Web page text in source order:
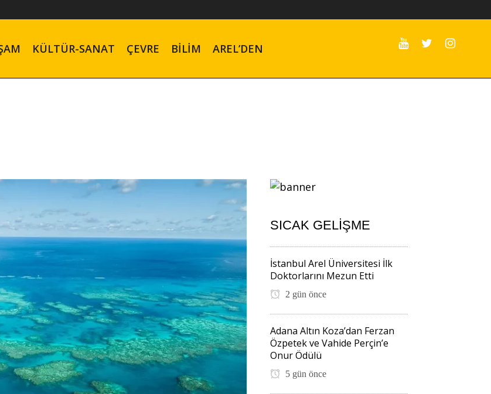
KÜLTÜR-SANAT ÇEVRE BILIM AREL’DEN
SICAK GELIŞME
İstanbul Arel Üniversitesi İlk
Doktorlarını Mezun Etti
2 gün önce
Adana Altın Koza’dan Ferzan
Özpetek ve Vahide Perçin’e
Onur Ödülü
5 gün önce